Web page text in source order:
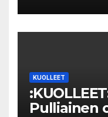
KUOLLEET
Pulliainen